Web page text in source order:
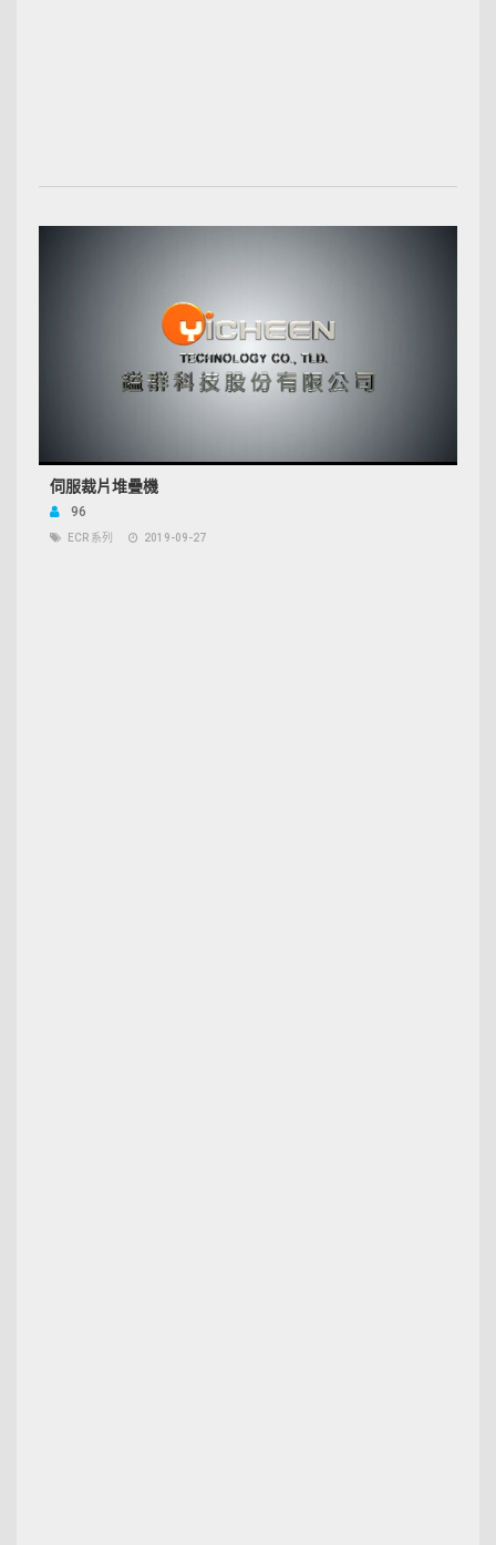
伺服裁片堆疊機
96
ECR 系列 2019-09-27